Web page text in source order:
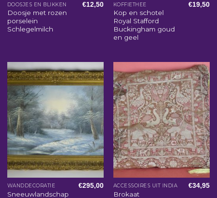
DOOSJES EN BLIKKEN
Doosje met rozen
porselein
Schlegelmilch
€12,50 KOFFIETHEE
Kop en schotel
Royal Stafford
Buckingham goud
en geel
€19,50
WANDDECORATIE
Sneeuwlandschap
€295,00 ACCESSOIRES UIT INDIA
Brokaat
€34,95